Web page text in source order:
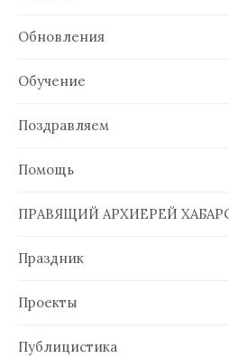
Обновления
Обучение
Поздравляем
Помощь
ПРАВЯЩИЙ АРХИЕРЕЙ
Праздник
Проекты
Публицистика